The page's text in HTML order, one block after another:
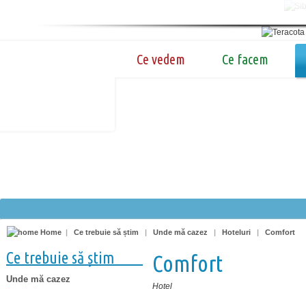
Ce vedem Ce facem
Home | Ce trebuie să știm | Unde mă cazez | Hoteluri | Comfort
Ce trebuie să știm
Unde mă cazez
Comfort
Hotel